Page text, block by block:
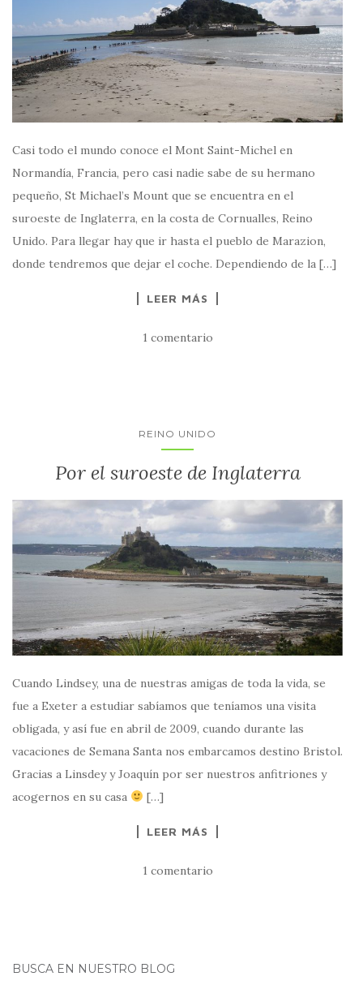
Casi todo el mundo conoce el Mont Saint-Michel en
Normandía, Francia, pero casi nadie sabe de su hermano
pequeño, St Michael’s Mount que se encuentra en el
suroeste de Inglaterra, en la costa de Cornualles, Reino
Unido. Para llegar hay que ir hasta el pueblo de Marazion,
donde tendremos que dejar el coche. Dependiendo de la […]
LEER MÁS
1 comentario
REINO UNIDO
Por el suroeste de Inglaterra
Cuando Lindsey, una de nuestras amigas de toda la vida, se
fue a Exeter a estudiar sabíamos que teníamos una visita
obligada, y así fue en abril de 2009, cuando durante las
vacaciones de Semana Santa nos embarcamos destino Bristol.
Gracias a Linsdey y Joaquín por ser nuestros anfitriones y
acogernos en su casa
[…]
LEER MÁS
1 comentario
BUSCA EN NUESTRO BLOG